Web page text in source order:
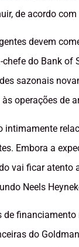
de acordo
devem
do Bank of
sazonais
operações de
intimamente
Embora a
vai ficar
Neels
do